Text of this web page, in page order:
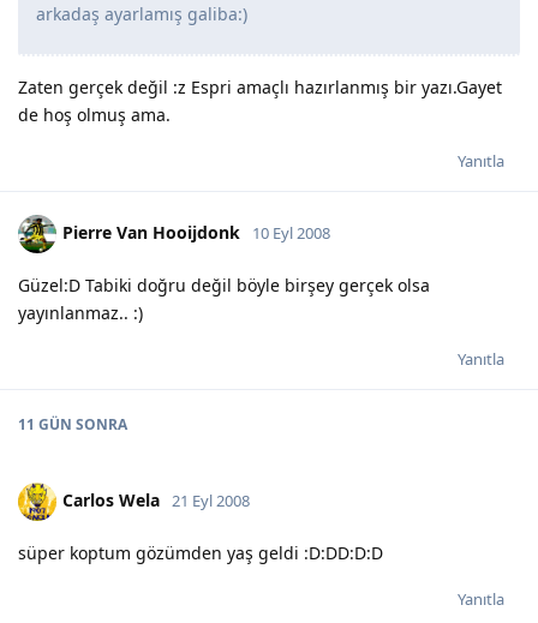
arkadaş ayarlamış galiba:)
Zaten gerçek değil :z Espri amaçlı hazırlanmış bir yazı.Gayet
de hoş olmuş ama.
Yanıtla
Pierre Van Hooijdonk 10 Eyl 2008
Güzel:D Tabiki doğru değil böyle birşey gerçek olsa
yayınlanmaz.. :)
Yanıtla
11 GÜN SONRA
Carlos Wela 21 Eyl 2008
süper koptum gözümden yaş geldi :D:DD:D:D
Yanıtla